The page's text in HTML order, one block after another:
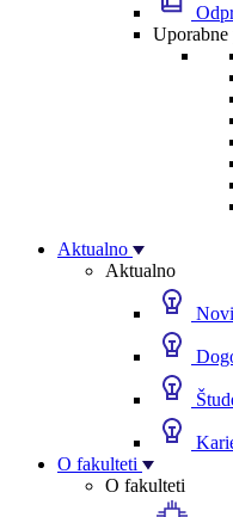
Uporabne
Aktualno
Aktualno
O fakulteti
O fakulteti